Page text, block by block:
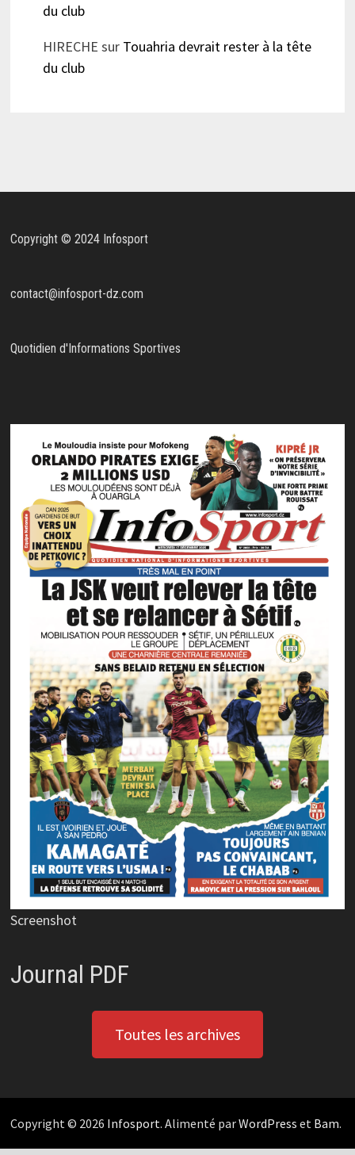
du club
HIRECHE sur Touahria devrait rester à la tête
du club
Copyright © 2024 Infosport
contact@infosport-dz.com
Quotidien d'Informations Sportives
Screenshot
Journal PDF
Toutes les archives
Copyright © 2026 Infosport. Alimenté parWordPress et Bam.